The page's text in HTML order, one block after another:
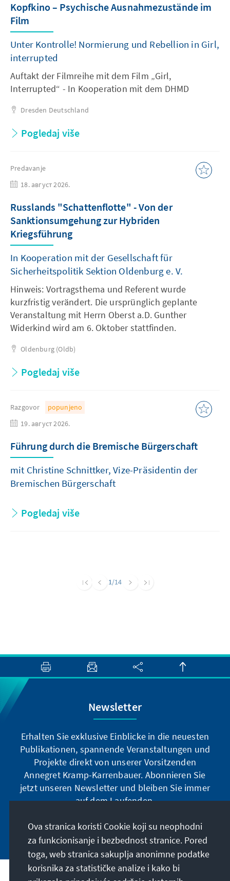
Kopfkino – Psychische Ausnahmezustände im
Film
Unter Kontrolle! Normierung und Rebellion in Girl,
interrupted
Auftakt der Filmreihe mit dem Film „Girl,
Interrupted“ - In Kooperation mit dem DHMD
Dresden Deutschland
Pogledaj više
Predavanje
18. август 2026.
Russlands "Schattenflotte" - Von der
Sanktionsumgehung zur Hybriden
Kriegsführung
In Kooperation mit der Gesellschaft für
Sicherheitspolitik Sektion Oldenburg e. V.
Hinweis: Vortragsthema und Referent wurde
kurzfristig verändert. Die ursprünglich geplante
Veranstaltung mit Herrn Oberst a.D. Gunther
Widerkind wird am 6. Oktober stattfinden.
Oldenburg (Oldb)
Pogledaj više
Razgovor
popunjeno
19. август 2026.
Führung durch die Bremische Bürgerschaft
mit Christine Schnittker, Vize-Präsidentin der
Bremischen Bürgerschaft
Pogledaj više
1/14
Newsletter
Erhalten Sie exklusive Einblicke in die neuesten
Publikationen, spannende Veranstaltungen und
Projekte direkt von unserer Vorsitzenden
Annegret Kramp-Karrenbauer. Abonnieren Sie
jetzt unseren Newsletter und bleiben Sie immer
auf dem Laufenden.
Jetzt abonnieren
Ova stranica koristi Cookie koji su neophodni
za funkcionisanje i bezbednost stranice. Pored
toga, web stranica sakuplja anonimne podatke
korisnika za statističke analize i kako bi